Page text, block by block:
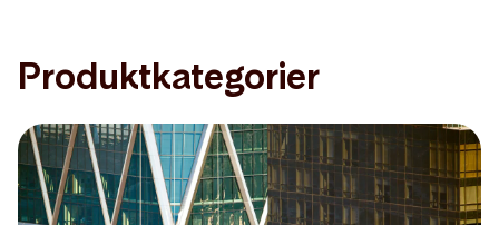
Produktkategorier